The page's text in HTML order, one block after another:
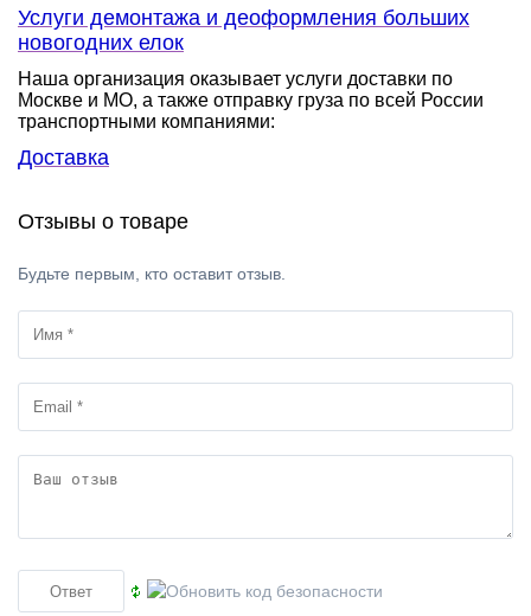
Услуги демонтажа и деоформления больших
новогодних елок
Наша организация оказывает услуги доставки по
Москве и МО, а также отправку груза по всей России
транспортными компаниями:
Доставка
Отзывы о товаре
Будьте первым, кто оставит отзыв.